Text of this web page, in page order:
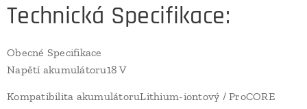
Technická Specifikace:
Obecné Specifikace
Napětí akumulátoru18 V
Kompatibilita akumulátoruLithium-iontový / ProCORE